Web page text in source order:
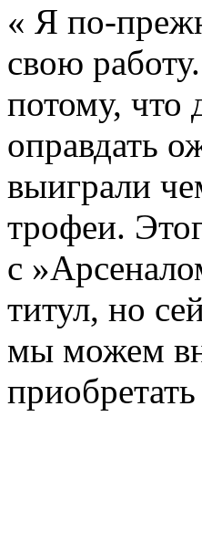
« Я по-
свою
потому, что
оправдать
выиграли
трофеи.
с
титул, но
мы можем